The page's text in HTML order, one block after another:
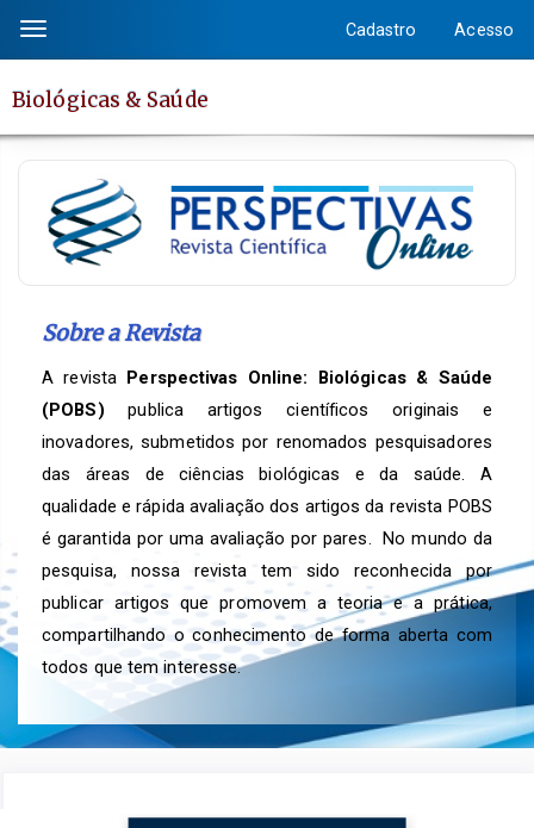
conteúdo
da
Navegação
Principal
principal
Lateral
Toggle
navigation
Cadastro Acesso
Biológicas & Saúde
Sobre a Revista
A revista Perspectivas Online: Biológicas & Saúde
(POBS) publica artigos científicos originais e
inovadores, submetidos por renomados pesquisadores
das áreas de ciências biológicas e da saúde. A
qualidade e rápida avaliação dos artigos da revista POBS
é garantida por uma avaliação por pares. No mundo da
pesquisa, nossa revista tem sido reconhecida por
publicar artigos que promovem a teoria e a prática,
compartilhando o conhecimento de forma aberta com
todos que tem interesse.